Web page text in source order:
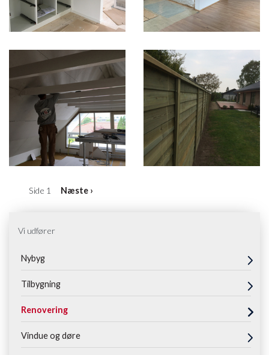
Sideinddeling
Side 1
Næste
Næste ›
Vi udfører
Nybyg
Tilbygning
Renovering
Vindue og døre